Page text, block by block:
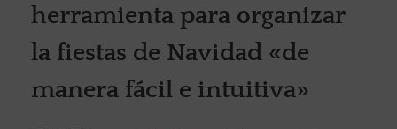
herramienta para organizar
la fiestas de Navidad «de
manera fácil e intuitiva»